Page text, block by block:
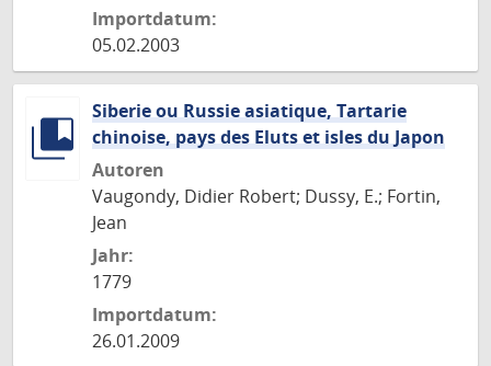
Importdatum:
05.02.2003
Siberie ou Russie asiatique, Tartarie
chinoise, pays des Eluts et isles du Japon
Autoren
Vaugondy, Didier Robert; Dussy, E.; Fortin,
Jean
Jahr:
1779
Importdatum:
26.01.2009